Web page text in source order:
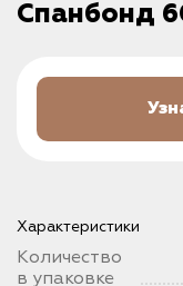
Спанбонд
Характеристики
Количество
в упаковке